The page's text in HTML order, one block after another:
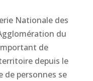
Nationale des
du
de
depuis le
de personnes se